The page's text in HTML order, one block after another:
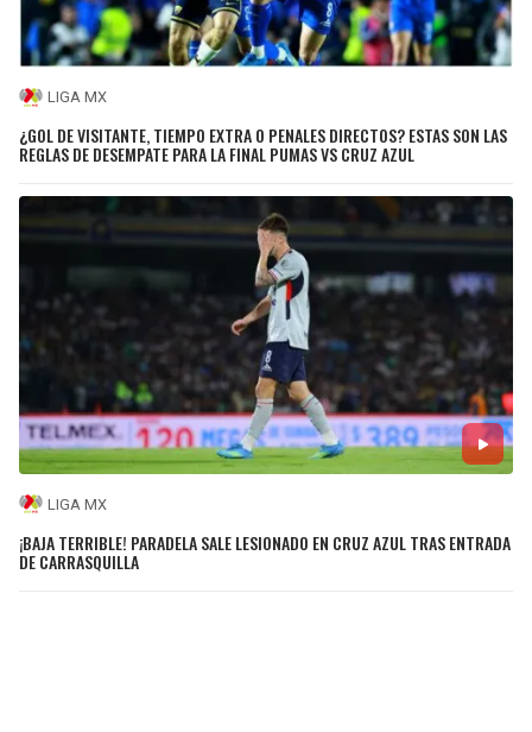
LIGA MX
¿GOL DE VISITANTE, TIEMPO EXTRA O PENALES DIRECTOS? ESTAS SON LAS
REGLAS DE DESEMPATE PARA LA FINAL PUMAS VS CRUZ AZUL
LIGA MX
¡BAJA TERRIBLE! PARADELA SALE LESIONADO EN CRUZ AZUL TRAS ENTRADA
DE CARRASQUILLA